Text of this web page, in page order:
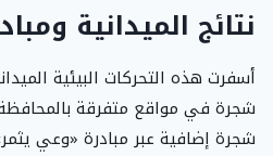
نتائج الميدانية
شجرة إضافية عبر مبادرة «وعي